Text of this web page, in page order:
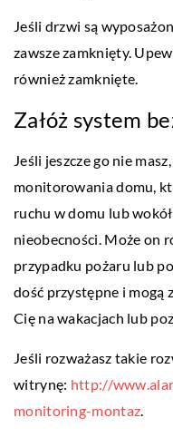
Jeśli drzwi są
zawsze zamknięty.
również zamknięte.
Załóż system
Jeśli jeszcze go nie
monitorowania domu,
ruchu w domu lub
nieobecności. Może on
przypadku pożaru lub
dość przystępne i mogą
Cię na wakacjach lub
Jeśli rozważasz takie
witrynę: http://
monitoring-montaz.